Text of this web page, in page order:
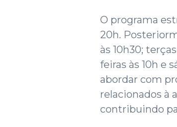
O programa
20h.
às 10h30;
feiras às 10h e
abordar com
relacionados à
contribuindo